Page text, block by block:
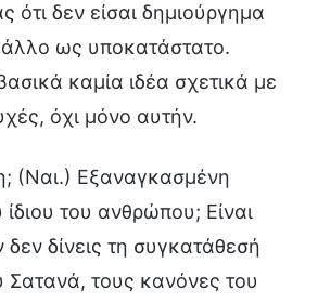
δεν είσαι δημιούργημα
άλλο ως υποκατάστατο.
καμία ιδέα σχετικά με
όχι μόνο αυτήν.
(Ναι.) Εξαναγκασμένη
του ανθρώπου; Είναι
δίνεις τη συγκατάθεσή
Σατανά, τους κανόνες του